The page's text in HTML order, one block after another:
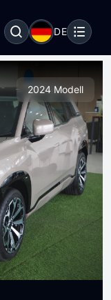
DE
2024 Modell